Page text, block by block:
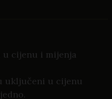
u cijenu i mijenja
uključeni u cijenu